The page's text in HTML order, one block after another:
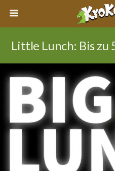
Little Lunch: Bis zu